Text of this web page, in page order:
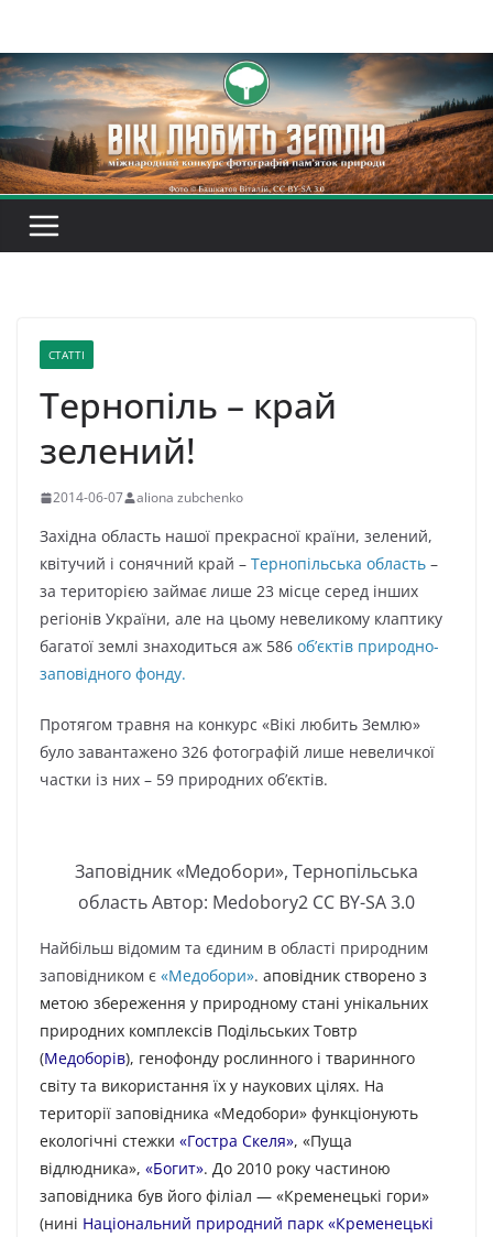
вмісту
СТАТТІ
Тернопіль – край
зелений!
2014-06-07 aliona zubchenko
Західна область нашої прекрасної країни, зелений,
квітучий і сонячний край – Тернопільська область –
за територією займає лише 23 місце серед інших
регіонів України, але на цьому невеликому клаптику
багатої землі знаходиться аж 586 об’єктів природно-
заповідного фонду.
Протягом травня на конкурс «Вікі любить Землю»
було завантажено 326 фотографій лише невеличкої
частки із них – 59 природних об’єктів.
Заповідник «Медобори», Тернопільська
область Автор: Medobory2 CC BY-SA 3.0
Найбільш відомим та єдиним в області природним
заповідником є «Медобори». аповідник створено з
метою збереження у природному стані унікальних
природних комплексів Подільських Товтр
(Медоборів), генофонду рослинного і тваринного
світу та використання їх у наукових цілях. На
території заповідника «Медобори» функціонують
екологічні стежки «Гостра Скеля», «Пуща
відлюдника», «Богит». До 2010 року частиною
заповідника був його філіал — «Кременецькі гори»
(нині Національний природний парк «Кременецькі